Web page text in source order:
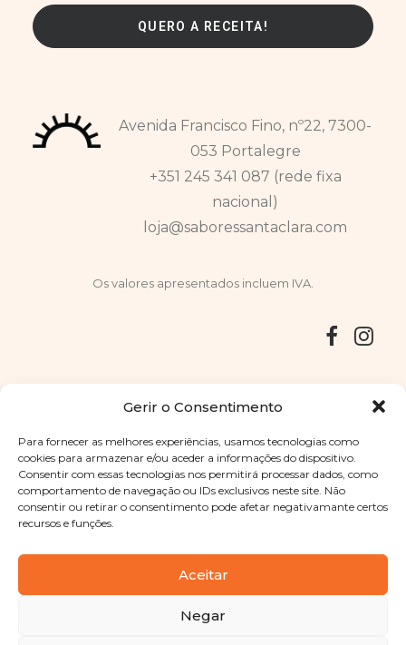
Gerir o Consentimento
Para fornecer as melhores experiências, usamos tecnologias como
cookies para armazenar e/ou aceder a informações do dispositivo.
Consentir com essas tecnologias nos permitirá processar dados, como
comportamento de navegação ou IDs exclusivos neste site. Não
consentir ou retirar o consentimento pode afetar negativamante certos
recursos e funções.
Aceitar
Negar
Avenida Francisco Fino, nº22, 7300-
053 Portalegre
+351 245 341 087 (rede fixa
nacional)
loja@saboressantaclara.com
Os valores apresentados incluem IVA.
Copyright © 2025 Sabores Santa Clara
. Todos os direitos
reservadosPolítica de Privacidade |Termos e condições
Designed byShift Your Branding Agency